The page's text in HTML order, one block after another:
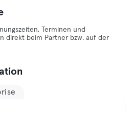
Terminen und
direkt beim Partner bzw. auf der